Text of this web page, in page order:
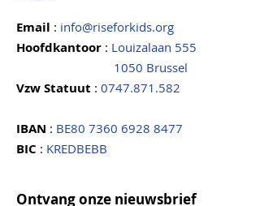
Email : info@riseforkids.org
Hoofdkantoor : Louizalaan 555
1050 Brussel
Vzw Statuut : 0747.871.582
IBAN : BE80 7360 6928 8477
BIC : KREDBEBB
Ontvang onze nieuwsbrief